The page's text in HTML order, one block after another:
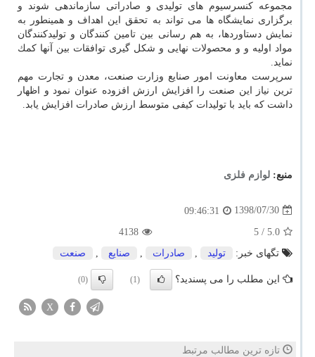
مجموعه كنسرسیوم های تولیدی و صادراتی سازماندهی شوند و
برگزاری نمایشگاه ها می تواند به تحقق این اهداف و همینطور به
نمایش دستاوردها، به هم رسانی بین تامین كنندگان و تولیدكنندگان
مواد اولیه و و محصولات نهایی و شكل گیری توافقات بین آنها كمك
نماید.
سرپرست معاونت امور صنایع وزارت صنعت، معدن و تجارت مهم
ترین نیاز این صنعت را افزایش ارزش افزوده عنوان نمود و اظهار
داشت كه باید با تولیدات كیفی متوسط ارزش صادرات افزایش یابد.
منبع: لوازم فلزی
1398/07/30
09:46:31
5.0
/ 5
4138
تگهای خبر:
تولید , صادرات , صنایع , صنعت
این مطلب را می پسندید؟ (1)
(0)
X
تازه ترین مطالب مرتبط